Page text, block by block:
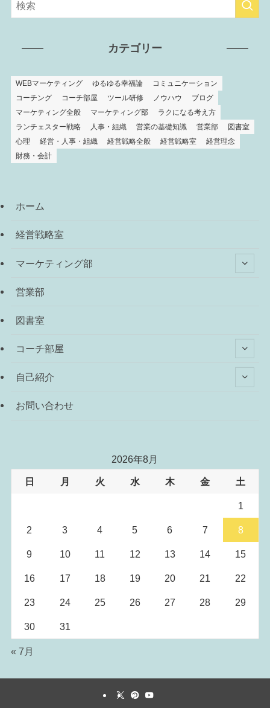
カテゴリー
WEBマーケティング ゆるゆる幸福論
コミュニケーション
コーチング
コーチ部屋 ツール研修 ノウハウ
ブログ
マーケティング全般
マーケティング部
ラクになる考え方
ランチェスター戦略
人事・組織 営業の基礎知識 営業部
図書室
心理
経営・人事・組織 経営戦略全般 経営戦略室
経営理念
財務・会計
ホーム
経営戦略室
マーケティング部
営業部
図書室
コーチ部屋
自己紹介
お問い合わせ
2026年8月
日 月 火 水 木 金 土
1
2 3 4 5 6 7 8
9 10 11 12 13 14 15
16 17 18 19 20 21 22
23 24 25 26 27 28 29
30 31
« 7月